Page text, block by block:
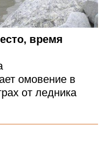
время
омовение в
от ледника